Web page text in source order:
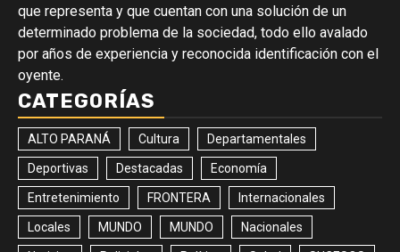
que representa y que cuentan con una solución de un
determinado problema de la sociedad, todo ello avalado
por años de experiencia y reconocida identificación con el
oyente.
CATEGORÍAS
ALTO PARANÁ Cultura Departamentales
Deportivas Destacadas Economía
Entretenimiento FRONTERA Internacionales
Locales MUNDO MUNDO Nacionales